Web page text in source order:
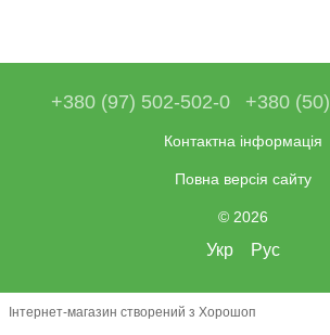
+380 (97) 502-502-0 +380
Контактна інформація
Повна версія сайту
© 2026
Укр Рус
Інтернет-магазин створений з Хорошоп